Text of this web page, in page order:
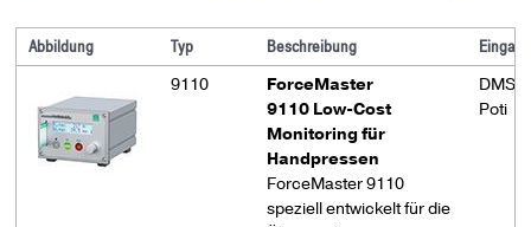
Abbildung Typ Beschreibung
9110
ForceMaster
9110 Low-Cost
Monitoring für
Handpressen
ForceMaster 9110
speziell entwickelt für die
DMS
Poti